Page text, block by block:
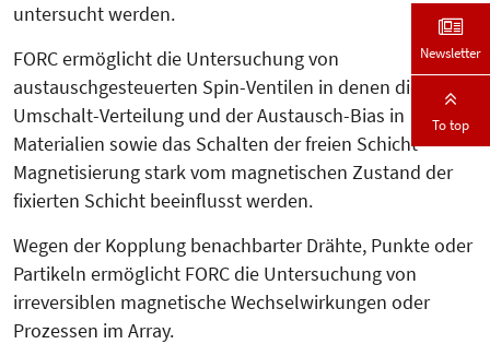
untersucht werden.
FORC ermöglicht die Untersuchung von
austauschgesteuerten Spin-Ventilen in denen die
Umschalt-Verteilung und der Austausch-Bias in
Materialien sowie das Schalten der freien Schicht-
Magnetisierung stark vom magnetischen Zustand der
fixierten Schicht beeinflusst werden.
Wegen der Kopplung benachbarter Drähte, Punkte oder
Partikeln ermöglicht FORC die Untersuchung von
irreversiblen magnetische Wechselwirkungen oder
Prozessen im Array.
Newsletter
To top